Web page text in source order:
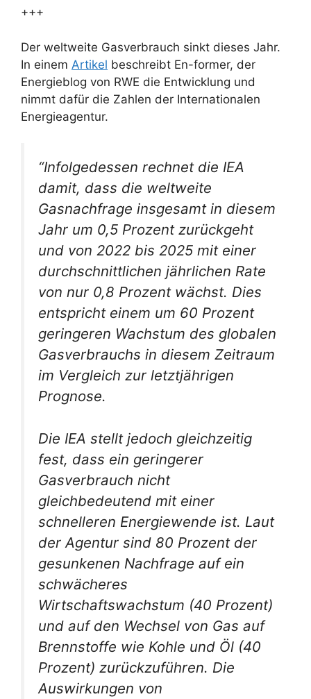
+++
Der weltweite Gasverbrauch sinkt dieses Jahr.
In einem Artikel beschreibt En-former, der
Energieblog von RWE die Entwicklung und
nimmt dafür die Zahlen der Internationalen
Energieagentur.
“Infolgedessen rechnet die IEA
damit, dass die weltweite
Gasnachfrage insgesamt in diesem
Jahr um 0,5 Prozent zurückgeht
und von 2022 bis 2025 mit einer
durchschnittlichen jährlichen Rate
von nur 0,8 Prozent wächst. Dies
entspricht einem um 60 Prozent
geringeren Wachstum des globalen
Gasverbrauchs in diesem Zeitraum
im Vergleich zur letztjährigen
Prognose.
Die IEA stellt jedoch gleichzeitig
fest, dass ein geringerer
Gasverbrauch nicht
gleichbedeutend mit einer
schnelleren Energiewende ist. Laut
der Agentur sind 80 Prozent der
gesunkenen Nachfrage auf ein
schwächeres
Wirtschaftswachstum (40 Prozent)
und auf den Wechsel von Gas auf
Brennstoffe wie Kohle und Öl (40
Prozent) zurückzuführen. Die
Auswirkungen von